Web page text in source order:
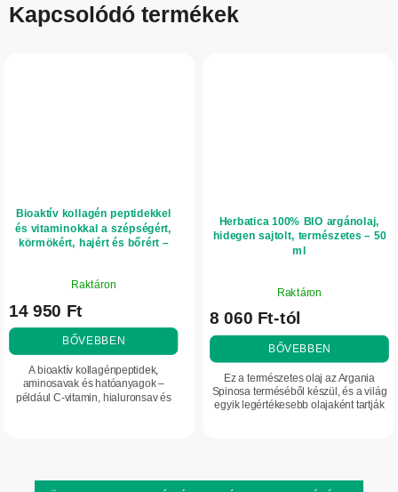
Kapcsolódó termékek
Bioaktív kollagén peptidekkel
és vitaminokkal a szépségért,
körmökért, hajért és bőrért –
átlagos
értékelése
5,0
csillag.
Raktáron
14 950 Ft
BŐVEBBEN
A bioaktív kollagénpeptidek,
aminosavak és hatóanyagok –
például C-vitamin, hialuronsav és
Herbatica 100% BIO argánolaj,
hidegen sajtolt, természetes – 50
ml
átlagos
értékelése
5-
ből
4,3
csillag.
Raktáron
8 060 Ft-tól
BŐVEBBEN
Ez a természetes olaj az Argania
Spinosa terméséből készül, és a világ
egyik legértékesebb olajaként tartják